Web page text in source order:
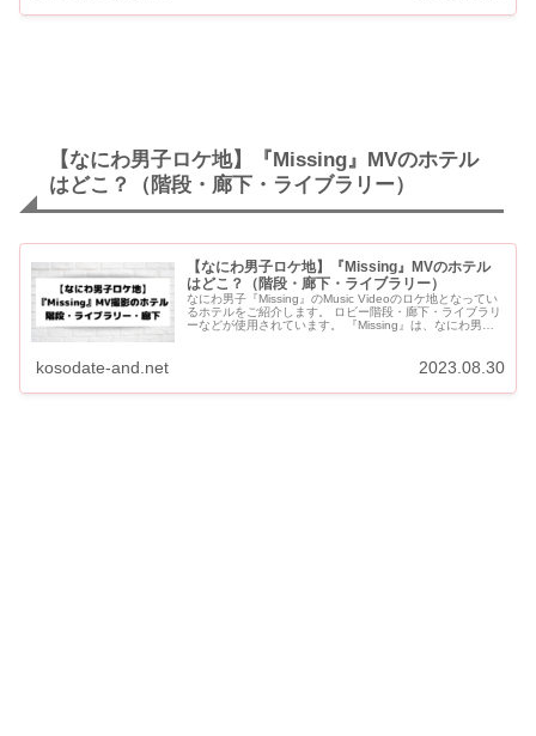
【なにわ男子ロケ地】『Missing』MVのホテル
はどこ？（階段・廊下・ライブラリー）
【なにわ男子ロケ地】『Missing』MVのホテル
はどこ？（階段・廊下・ライブラリー）
なにわ男子『Missing』のMusic Videoのロケ地となってい
るホテルをご紹介します。 ロビー階段・廊下・ライブラリ
ーなどが使用されています。 『Missing』は、なにわ男
kosodate-and.net 2023.08.30